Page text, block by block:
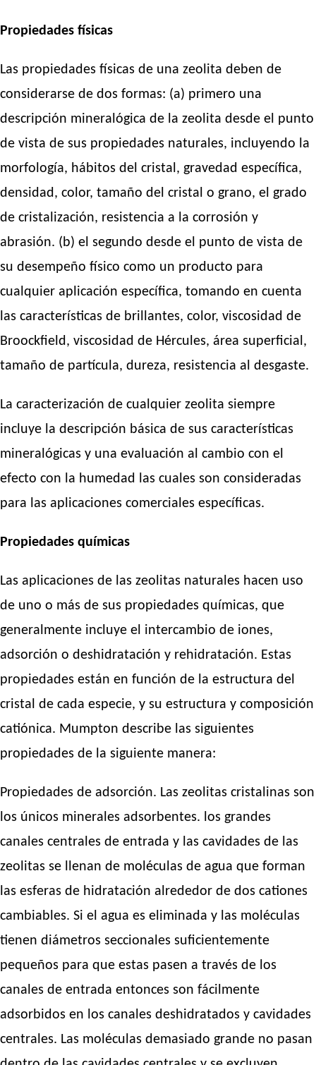
Propiedades físicas
Las propiedades físicas de una zeolita deben de
considerarse de dos formas: (a) primero una
descripción mineralógica de la zeolita desde el punto
de vista de sus propiedades naturales, incluyendo la
morfología, hábitos del cristal, gravedad específica,
densidad, color, tamaño del cristal o grano, el grado
de cristalización, resistencia a la corrosión y
abrasión. (b) el segundo desde el punto de vista de
su desempeño físico como un producto para
cualquier aplicación específica, tomando en cuenta
las características de brillantes, color, viscosidad de
Broockfield, viscosidad de Hércules, área superficial,
tamaño de partícula, dureza, resistencia al desgaste.
La caracterización de cualquier zeolita siempre
incluye la descripción básica de sus características
mineralógicas y una evaluación al cambio con el
efecto con la humedad las cuales son consideradas
para las aplicaciones comerciales específicas.
Propiedades químicas
Las aplicaciones de las zeolitas naturales hacen uso
de uno o más de sus propiedades químicas, que
generalmente incluye el intercambio de iones,
adsorción o deshidratación y rehidratación. Estas
propiedades están en función de la estructura del
cristal de cada especie, y su estructura y composición
catiónica. Mumpton describe las siguientes
propiedades de la siguiente manera:
Propiedades de adsorción. Las zeolitas cristalinas son
los únicos minerales adsorbentes. los grandes
canales centrales de entrada y las cavidades de las
zeolitas se llenan de moléculas de agua que forman
las esferas de hidratación alrededor de dos cationes
cambiables. Si el agua es eliminada y las moléculas
tienen diámetros seccionales suficientemente
pequeños para que estas pasen a través de los
canales de entrada entonces son fácilmente
adsorbidos en los canales deshidratados y cavidades
centrales. Las moléculas demasiado grande no pasan